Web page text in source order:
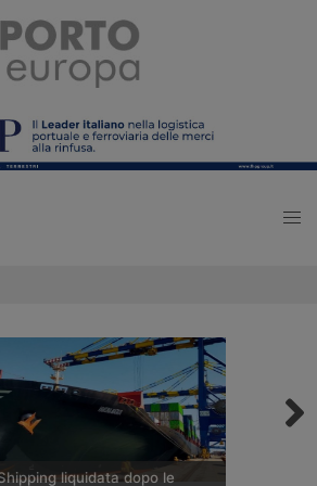
liquidata dopo le